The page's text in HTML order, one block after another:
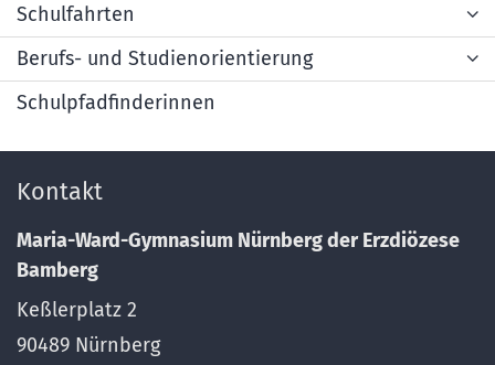
Schulfahrten
Berufs- und Studienorientierung
Schulpfadfinderinnen
Kontakt
Maria-Ward-Gymnasium Nürnberg der Erzdiözese
Bamberg
Keßlerplatz 2
90489 Nürnberg